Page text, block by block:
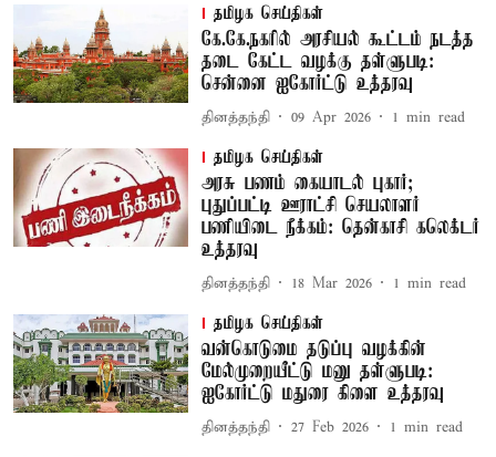
தமிழக செய்திகள்
கே.கே.நகரில் அரசியல் கூட்டம் நடத்த
தடை கேட்ட வழக்கு தள்ளுபடி:
சென்னை ஐகோர்ட்டு உத்தரவு
தினத்தந்தி 09 Apr 2026 1 min read
தமிழக செய்திகள்
அரசு பணம் கையாடல் புகார்;
புதுப்பட்டி ஊராட்சி செயலாளர்
பணியிடை நீக்கம்: தென்காசி கலெக்டர்
உத்தரவு
தினத்தந்தி 18 Mar 2026 1 min read
தமிழக செய்திகள்
வன்கொடுமை தடுப்பு வழக்கின்
மேல்முறையீட்டு மனு தள்ளுபடி:
ஐகோர்ட்டு மதுரை கிளை உத்தரவு
தினத்தந்தி 27 Feb 2026 1 min read